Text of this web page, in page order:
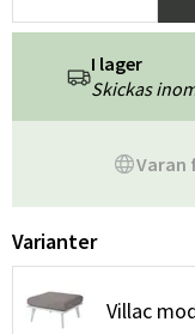
Varan
I lager
Skickas
Varianter
Villac